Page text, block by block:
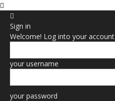
Sign in
Welcome! Log into your account
your username
your password